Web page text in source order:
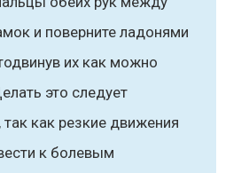
и поверните ладонями
их как можно
это следует
как резкие движения
к болевым